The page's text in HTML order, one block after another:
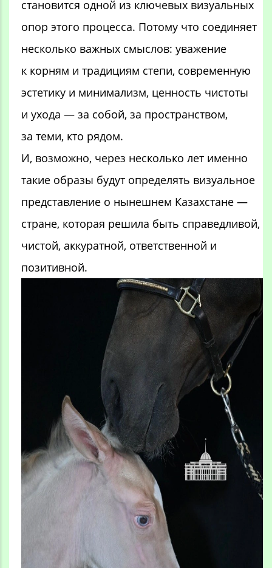
становится одной из ключевых визуальных
опор этого процесса. Потому что соединяет
несколько важных смыслов: уважение
к корням и традициям степи, современную
эстетику и минимализм, ценность чистоты
и ухода — за собой, за пространством,
за теми, кто рядом.
И, возможно, через несколько лет именно
такие образы будут определять визуальное
представление о нынешнем Казахстане —
стране, которая решила быть справедливой,
чистой, аккуратной, ответственной и
позитивной.